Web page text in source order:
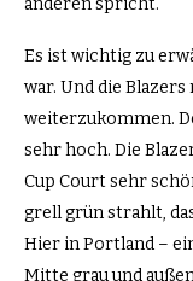
anderen spricht.
Es ist wichtig zu
war. Und die
weiterzukommen.
sehr hoch. Die
Cup Court sehr
grell grün strahlt,
Hier in Portland –
Mitte grau und